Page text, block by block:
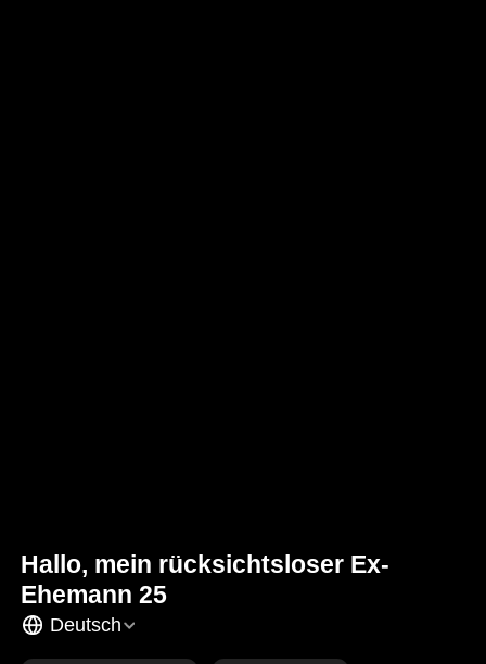
Hallo, mein rücksichtsloser Ex-
Ehemann 25
Deutsch